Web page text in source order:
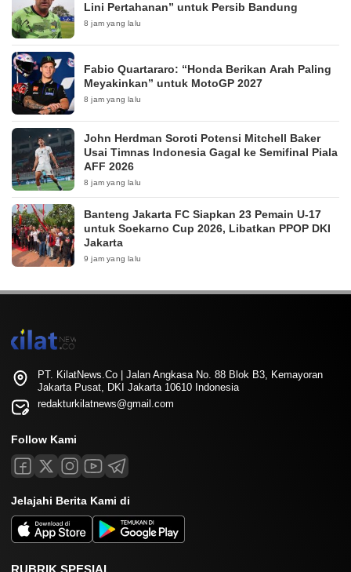
Lini Pertahanan” untuk Persib Bandung
8 jam yang lalu
Fabio Quartararo: “Honda Berikan Arah Paling
Meyakinkan” untuk MotoGP 2027
8 jam yang lalu
John Herdman Soroti Potensi Mitchell Baker
Usai Timnas Indonesia Gagal ke Semifinal Piala
AFF 2026
8 jam yang lalu
Banteng Jakarta FC Siapkan 23 Pemain U-17
untuk Soekarno Cup 2026, Libatkan PPOP DKI
Jakarta
9 jam yang lalu
PT. KilatNews.Co | Jalan Angkasa No. 88 Blok B3, Kemayoran
Jakarta Pusat, DKI Jakarta 10610 Indonesia
redakturkilatnews@gmail.com
Follow Kami
Jelajahi Berita Kami di
RUBRIK SPESIAL